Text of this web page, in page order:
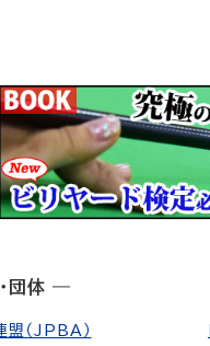
団体 ―
盟（JPBA）